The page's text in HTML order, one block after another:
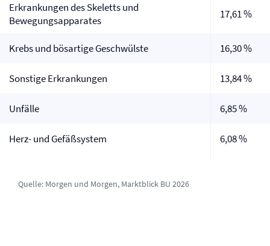
Erkrankungen des Skeletts und
Bewegungsapparates
17,61 %
Krebs und bösartige Geschwülste 16,30 %
Sonstige Erkrankungen 13,84 %
Unfälle 6,85 %
Herz- und Gefäßsystem 6,08 %
Quelle: Morgen und Morgen, Marktblick BU 2026